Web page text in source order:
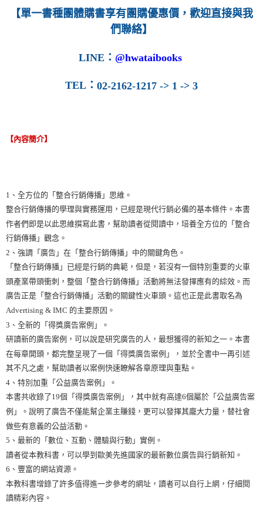
【單一書種團體購書享有團購優惠價，歡迎直接與我
們聯絡】
LINE ： @hwataibooks
TEL ： 02-2162-1217 -> 1 -> 3
【內容簡介】
1、全方位的「整合行銷傳播」思維。
整合行銷傳播的學理與實務運用，已經是現代行銷必備的基本條件。本書
作者們即是以此思維撰寫此書，幫助讀者從閱讀中，培養全方位的「整合
行銷傳播」觀念。
2、強調「廣告」在「整合行銷傳播」中的關鍵角色。
「整合行銷傳播」已經是行銷的典範，但是，若沒有一個特別重要的火車
頭產業帶頭衝刺，整個「整合行銷傳播」活動將無法發揮應有的綜效。而
廣告正是「整合行銷傳播」活動的關鍵性火車頭。這也正是此書取名為
Advertising & IMC 的主要原因。
3、全新的「得獎廣告案例」。
研讀新的廣告案例，可以說是研究廣告的人，最想獲得的新知之一。本書
在每章開頭，都完整呈現了一個「得獎廣告案例」，並於全書中一再引述
其不凡之處，幫助讀者以案例快速瞭解各章原理與重點。
4、特別加重「公益廣告案例」。
本書共收錄了19個「得獎廣告案例」，其中就有高達6個屬於「公益廣告案
例」。說明了廣告不僅能幫企業主賺錢，更可以發揮其龐大力量，替社會
做些有意義的公益活動。
5、最新的「數位、互動、體驗與行動」實例。
讀者從本教科書，可以學到歐美先進國家的最新數位廣告與行銷新知。
6、豐富的網站資源。
本教科書增錄了許多值得進一步參考的網址，讀者可以自行上網，仔細閱
讀精彩內容。